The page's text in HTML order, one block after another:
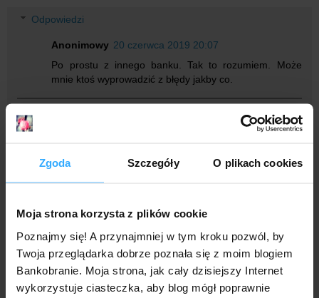
Zgoda Szczegóły O plikach cookies
Moja strona korzysta z plików cookie
Poznajmy się! A przynajmniej w tym kroku pozwól, by
Twoja przeglądarka dobrze poznała się z moim blogiem
Bankobranie. Moja strona, jak cały dzisiejszy Internet
wykorzystuje ciasteczka, aby blog mógł poprawnie
Odpowiedzi
Anonimowy 20 czerwca 2019 20:07
Po prostu z innego banku. Tak to rozumiem. Może
mnie ktoś wyprowadzić z błędy jakby co.
Anonimowy
20 czerwca 2019 10:42
dzieki wielkie - konto zalożone!
draw
21 czerwca 2019 12:06
moje dziecko nie ma dowodu, i jest problem z numerem
legitymacji, pole się nie odznacza ?? nie da się przejsc dalej
o co chodzi ?